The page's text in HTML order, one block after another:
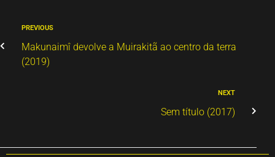
PREVIOUS
Makunaimî devolve a Muirakitã ao centro da terra
(2019)
NEXT
Sem título (2017)